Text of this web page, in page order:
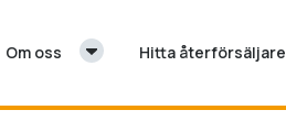
Om oss Hitta återförsäljare